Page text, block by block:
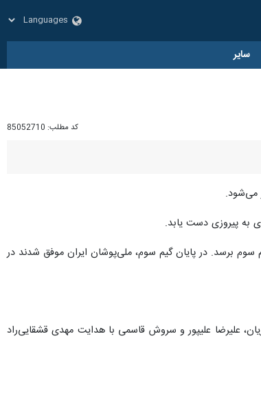
سایر
کد مطلب: 85052710